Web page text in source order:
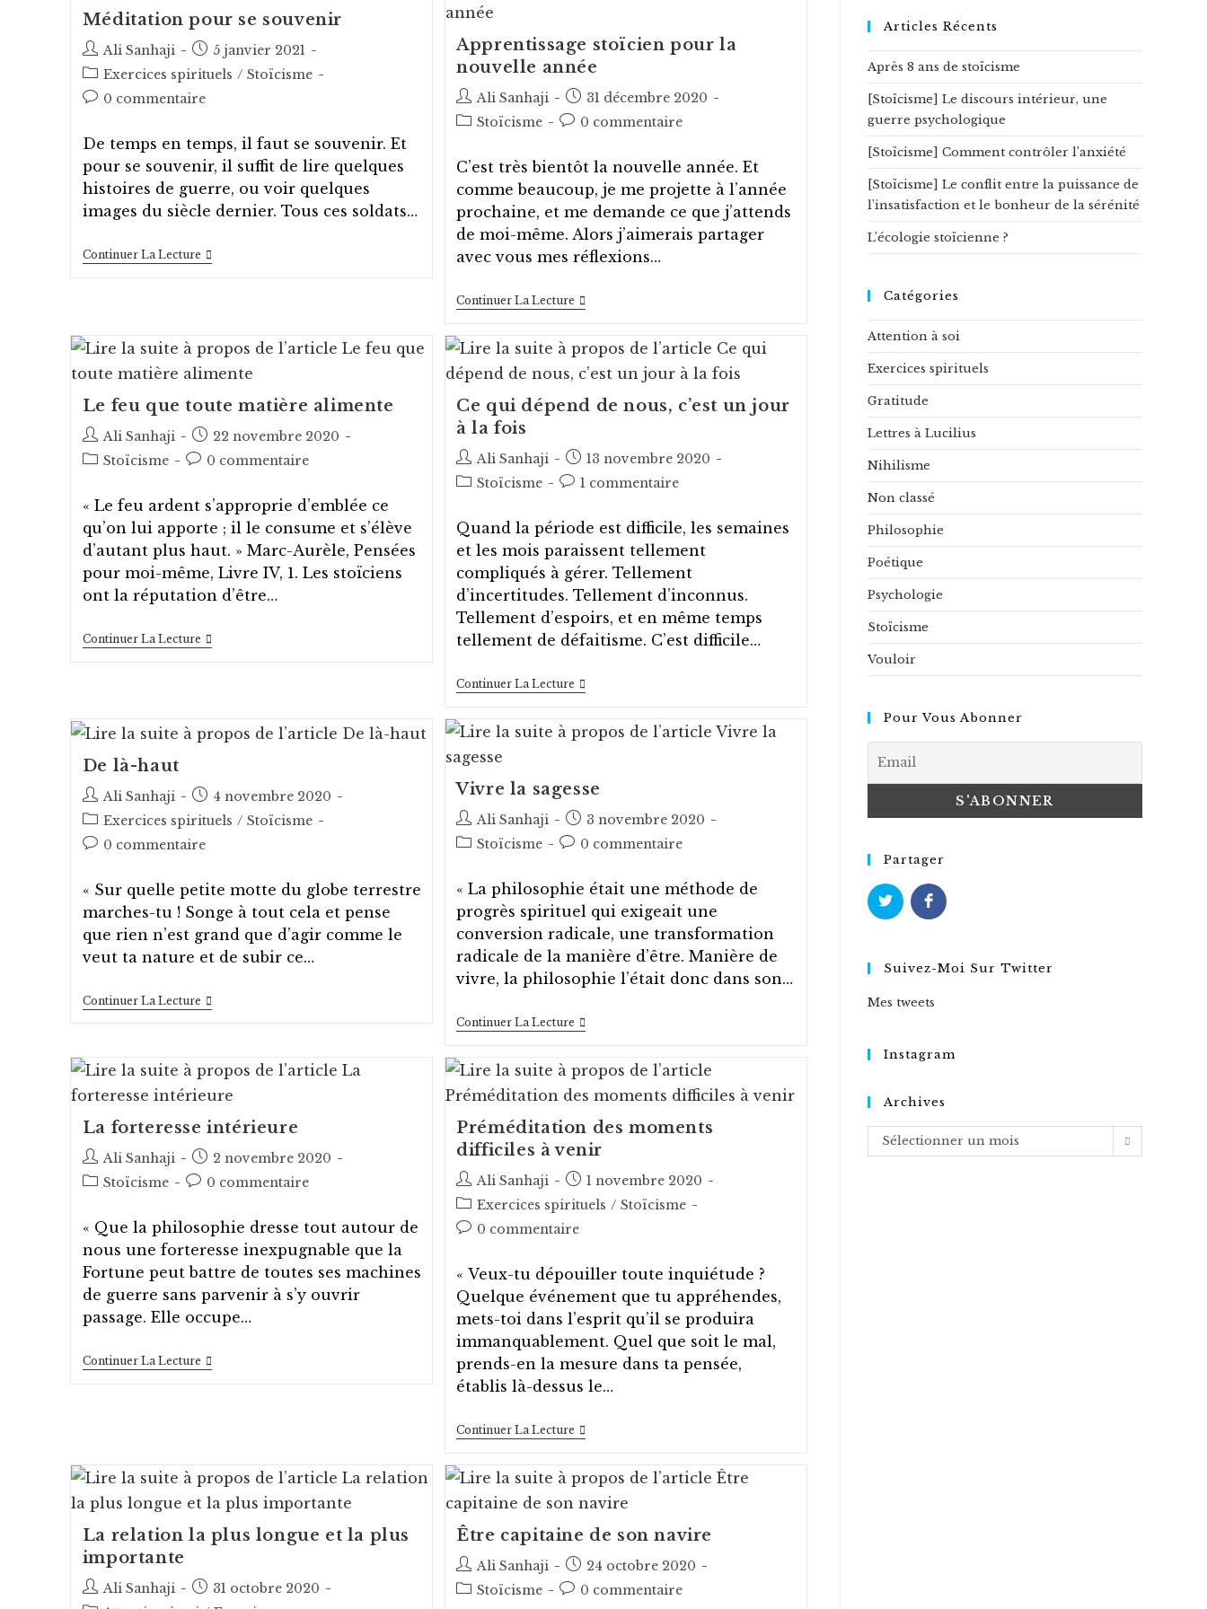
Méditation pour se souvenir
Auteur/autrice
de
la
publication :
Ali Sanhaji
Post
published:
5 janvier 2021
Post
category:
Exercices spirituels / Stoïcisme
Post0 commentaire
De temps en temps, il faut se souvenir. Et
pour se souvenir, il suffit de lire quelques
histoires de guerre, ou voir quelques
images du siècle dernier. Tous ces soldats…
Continuer La LectureMéditation
Pour
Apprentissage stoïcien pour la
nouvelle année
Auteur/autrice
de
Ali Sanhaji
Post
published:
31 décembre 2020
PostStoïcisme
Post0 commentaire
C’est très bientôt la nouvelle année. Et
comme beaucoup, je me projette à l’année
prochaine, et me demande ce que j’attends
de moi-même. Alors j’aimerais partager
avec vous mes réflexions…
Continuer La Lecture Apprentissage
Stoïcien
La
Nouvelle
Année
Le feu que toute matière alimente
Auteur/autrice
de
Ali Sanhaji
Post
published:
22 novembre 2020
PostStoïcisme
Post0 commentaire
« Le feu ardent s’approprie d’emblée ce
qu’on lui apporte ; il le consume et s’élève
d’autant plus haut. » Marc-Aurèle, Pensées
pour moi-même, Livre IV, 1. Les stoïciens
ont la réputation d’être…
Continuer La LectureLe
Feu
Ce qui dépend de nous, c’est un jour
à la fois
Auteur/autrice
de
Ali Sanhaji
Post
published:
13 novembre 2020
PostStoïcisme
Post1 commentaire
Quand la période est difficile, les semaines
et les mois paraissent tellement
compliqués à gérer. Tellement
d’incertitudes. Tellement d’inconnus.
Tellement d’espoirs, et en même temps
tellement de défaitisme. C’est difficile…
Continuer La Lecture Ce
Qui
De
Nous,
Jour
À
La
Fois
De là-haut
Auteur/autrice
de
la
publication :
Ali Sanhaji
Post
published:
4 novembre 2020
Post
category:
Exercices spirituels / Stoïcisme
Post0 commentaire
« Sur quelle petite motte du globe terrestre
marches-tu ! Songe à tout cela et pense
que rien n’est grand que d’agir comme le
veut ta nature et de subir ce…
Continuer La LectureDe
Là-
Vivre la sagesse
Auteur/autrice
de
Ali Sanhaji
Post
published:
3 novembre 2020
PostStoïcisme
Post0 commentaire
« La philosophie était une méthode de
progrès spirituel qui exigeait une
conversion radicale, une transformation
radicale de la manière d’être. Manière de
vivre, la philosophie l’était donc dans son…
Continuer La Lecture Vivre
La
La forteresse intérieure
Auteur/autrice
de
Ali Sanhaji
Post
published:
2 novembre 2020
PostStoïcisme
Post0 commentaire
« Que la philosophie dresse tout autour de
nous une forteresse inexpugnable que la
Fortune peut battre de toutes ses machines
de guerre sans parvenir à s’y ouvrir
passage. Elle occupe…
Continuer La LectureLa
Forteresse
Préméditation des moments
difficiles à venir
Auteur/autrice
de
la
publication :
Ali Sanhaji
Post
published:
1 novembre 2020
Post
category:
Exercices spirituels / Stoïcisme
Post0 commentaire
« Veux-tu dépouiller toute inquiétude ?
Quelque événement que tu appréhendes,
mets-toi dans l’esprit qu’il se produira
immanquablement. Quel que soit le mal,
prends-en la mesure dans ta pensée,
établis là-dessus le…
Continuer La Lecture Préméditation
Des
Difficiles
À
Venir
La relation la plus longue et la plus
importante
Auteur/autrice
de
Ali Sanhaji
Post
published:
31 octobre 2020
Être capitaine de son navire
Auteur/autrice
de
Ali Sanhaji
Post
published:
24 octobre 2020
PostStoïcisme
Post0 commentaire
siteArticles Récents
Après 8 ans de stoïcisme
[Stoïcisme] Le discours intérieur, une
guerre psychologique
[Stoïcisme] Comment contrôler l’anxiété
[Stoïcisme] Le conflit entre la puissance de
l’insatisfaction et le bonheur de la sérénité
L’écologie stoïcienne ?
Catégories
Attention à soi
Exercices spirituels
Gratitude
Lettres à Lucilius
Nihilisme
Non classé
Philosophie
Poétique
Psychologie
Stoïcisme
Vouloir
Pour Vous Abonner
Partager
Suivez-Moi Sur Twitter
Mes tweets
Instagram
Archives
Archives
Sélectionner un mois